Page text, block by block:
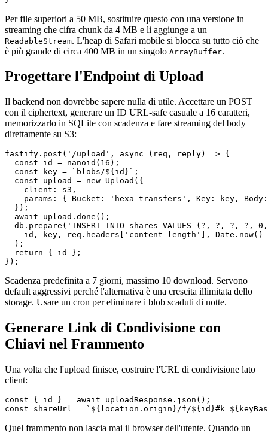
Per file superiori a 50 MB, sostituire questo con una versione in
streaming che cifra chunk da 4 MB e li aggiunge a un
ReadableStream. L'heap di Safari mobile si blocca su tutto ciò che
è più grande di circa 400 MB in un singolo ArrayBuffer.
Progettare l'Endpoint di Upload
Il backend non dovrebbe sapere nulla di utile. Accettare un POST
con il ciphertext, generare un ID URL-safe casuale a 16 caratteri,
memorizzarlo in SQLite con scadenza e fare streaming del body
direttamente su S3:
fastify.post('/upload', async (req, reply) => {
  const id = nanoid(16);
  const key = `blobs/${id}`;
  const upload = new Upload({
    client: s3,
params: { Bucket: 'hexa-transfers', Key: key,
  });
  await upload.done();
db.prepare('INSERT INTO shares VALUES (?, ?, ?, ?,
id, key, req.headers['content-length'], Date.now()
  );
  return { id };
Scadenza predefinita a 7 giorni, massimo 10 download. Servono
default aggressivi perché l'alternativa è una crescita illimitata dello
storage. Usare un cron per eliminare i blob scaduti di notte.
Generare Link di Condivisione con
Chiavi nel Frammento
Una volta che l'upload finisce, costruire l'URL di condivisione lato
client:
const { id } = await uploadResponse.json();
Quel frammento non lascia mai il browser dell'utente. Quando un